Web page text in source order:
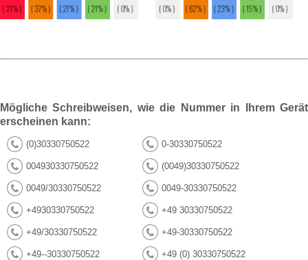
Mögliche Schreibweisen, wie die Nummer in Ihrem Gerät
erscheinen kann:
(0)30330750522 0-30330750522
004930330750522 (0049)30330750522
0049/30330750522 0049-30330750522
+4930330750522 +49 30330750522
+49/30330750522 +49-30330750522
+49--30330750522 +49 (0) 30330750522